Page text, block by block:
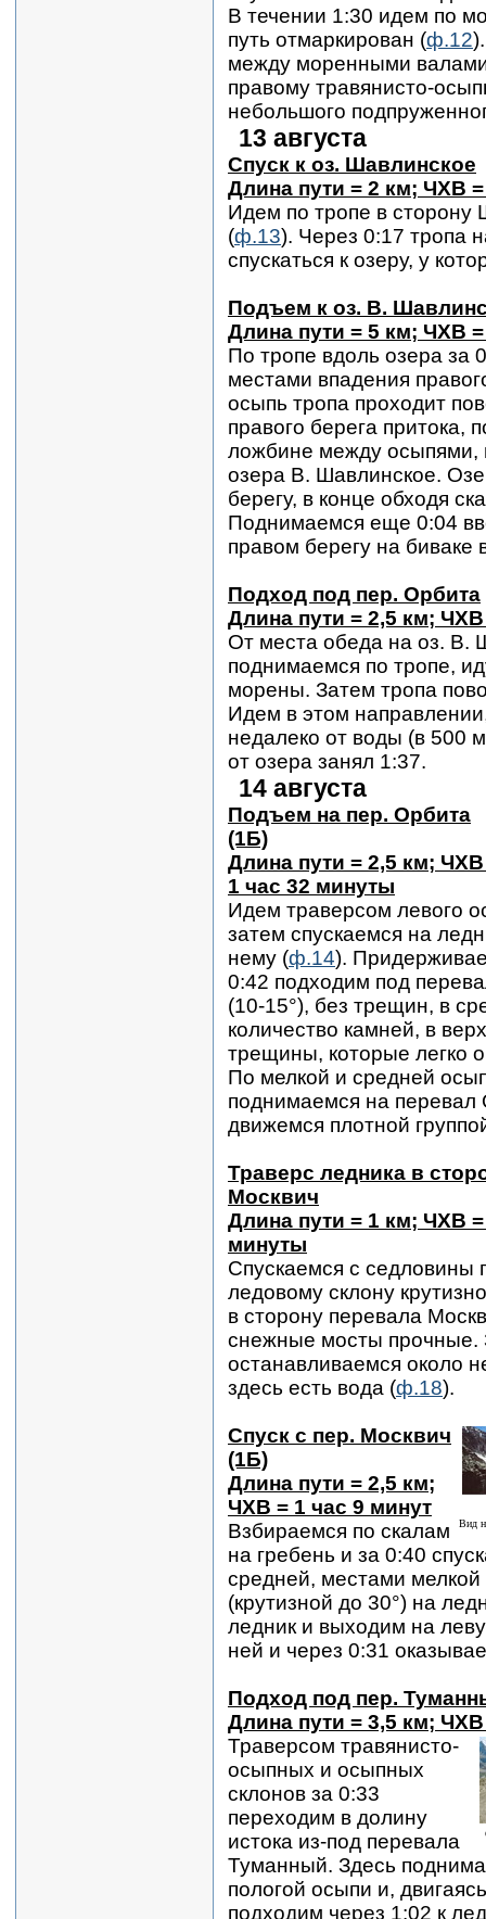
В течении 1:30 идем по
путь отмаркирован (ф.12
между моренными
правому травянисто-
небольшого
13 августа
Спуск к оз. Шавлинское
Длина пути = 2 км; ЧХВ
Идем по тропе в сторону
(ф.13). Через 0:17 тропа
спускаться к озеру, у
Подъем к оз. В.
Длина пути = 5 км; ЧХВ
По тропе вдоль озера за
местами впадения
осыпь тропа проходит
правого берега притока,
ложбине между осыпями,
озера В. Шавлинское.
берегу, в конце обходя
Поднимаемся еще 0:04
правом берегу на биваке
Подход под пер. Орбита
Длина пути = 2,5 км;
От места обеда на оз. В.
поднимаемся по тропе,
морены. Затем тропа
Идем в этом
недалеко от воды (в 500
от озера занял 1:37.
14 августа
Подъем на пер. Орбита
(1Б)
Длина пути = 2,5 км; ЧХВ
1 час 32 минуты
Идем траверсом левого
затем спускаемся на
нему (ф.14).
0:42 подходим под
(10-15°), без трещин, в
количество камней, в
трещины, которые легко
По мелкой и средней
поднимаемся на перевал
движемся плотной
Траверс ледника в
Москвич
Длина пути = 1 км; ЧХВ
минуты
Спускаемся с седловины
ледовому склону
в сторону перевала
снежные мосты прочные.
останавливаемся около
здесь есть вода (ф.18).
Вид
Спуск с пер. Москвич
(1Б)
Длина пути = 2,5 км;
ЧХВ = 1 час 9 минут
Взбираемся по скалам
на гребень и за 0:40
средней, местами
(крутизной до 30°) на
ледник и выходим на
ней и через 0:31
Подход под пер.
Длина пути = 3,5 км;
Траверсом травянисто-
осыпных и осыпных
склонов за 0:33
переходим в долину
истока из-под перевала
Туманный. Здесь
пологой осыпи и,
подходим через 1:02 к